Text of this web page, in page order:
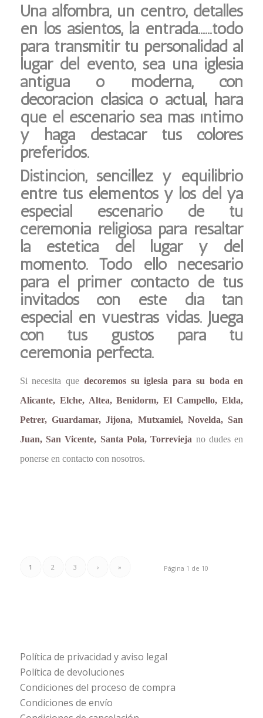
Una alfombra, un centro, detalles
en los asientos, la entrada……todo
para transmitir tu personalidad al
lugar del evento, sea una iglesia
antigua o moderna, con
decoración clásica o actual, hará
que el escenario sea más íntimo
y haga destacar tus colores
preferidos.
Distinción, sencillez y equilibrio
entre tus elementos y los del ya
especial escenario de tu
ceremonia religiosa para resaltar
la estética del lugar y del
momento. Todo ello necesario
para el primer contacto de tus
invitados con este día tan
especial en vuestras vidas. Juega
con tus gustos para tu
ceremonia perfecta.
Si necesita que decoremos su iglesia para su boda en
Alicante, Elche, Altea, Benidorm, El Campello, Elda,
Petrer, Guardamar, Jijona, Mutxamiel, Novelda, San
Juan, San Vicente, Santa Pola, Torrevieja no dudes en
ponerse en contacto con nosotros.
Página 1 de 10
1 2 3 › »
Política de privacidad y aviso legal
Política de devoluciones
Condiciones del proceso de compra
Condiciones de envío